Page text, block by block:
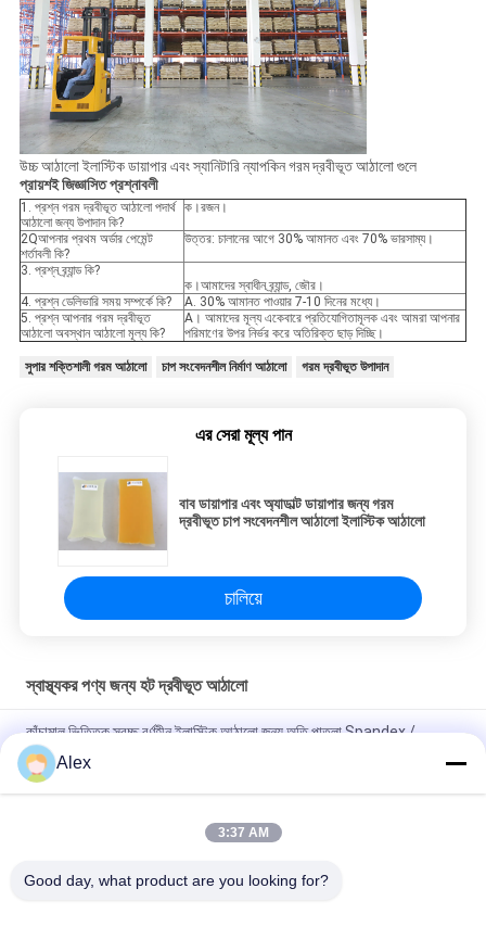
উচ্চ আঠালো ইলাস্টিক ডায়াপার এবং স্যানিটারি ন্যাপকিন গরম দ্রবীভূত আঠালো গুলে
প্রায়শই জিজ্ঞাসিত প্রশ্নাবলী
1. প্রশ্ন গরম দ্রবীভূত আঠালো পদার্থ
আঠালো জন্য উপাদান কি?
ক।রজন।
2Qআপনার প্রথম অর্ডার পেমেন্ট
শর্তাবলী কি?
উত্তর: চালানের আগে 30% আমানত এবং 70% ভারসাম্য।
3. প্রশ্ন ব্র্যান্ড কি?
ক।আমাদের স্বাধীন ব্র্যান্ড, জৌর।
4. প্রশ্ন ডেলিভারি সময় সম্পর্কে কি?
A. 30% আমানত পাওয়ার 7-10 দিনের মধ্যে।
5. প্রশ্ন আপনার গরম দ্রবীভূত
আঠালো অবস্থান আঠালো মূল্য কি?
A। আমাদের মূল্য একেবারে প্রতিযোগিতামূলক এবং আমরা আপনার
পরিমাণের উপর নির্ভর করে অতিরিক্ত ছাড় দিচ্ছি।
সুপার শক্তিশালী গরম আঠালো চাপ সংবেদনশীল নির্মাণ আঠালো গরম দ্রবীভূত উপাদান
এর সেরা মূল্য পান
বাব ডায়াপার এবং অ্যাডাল্ট ডায়াপার জন্য গরম
দ্রবীভূত চাপ সংবেদনশীল আঠালো ইলাস্টিক আঠালো
চালিয়ে
স্বাস্থ্যকর পণ্য জন্য হট দ্রবীভূত আঠালো
কাঁচামাল ভিত্তিক স্বচ্ছ বর্ণহীন ইলাস্টিক আঠালো জন্য অতি পাতলা Spandex /
disposable প্যান পণ্য মধ্যে ইলাস্টিক
বালিশ টাইপ প্যাকিং হাইজেনিক ডিসপোজেবল হট মেল্ট আঠালো স্বচ্ছ রঙের সাথে গরম গলিত
Alex
3:37 AM
Good day, what product are you looking for?